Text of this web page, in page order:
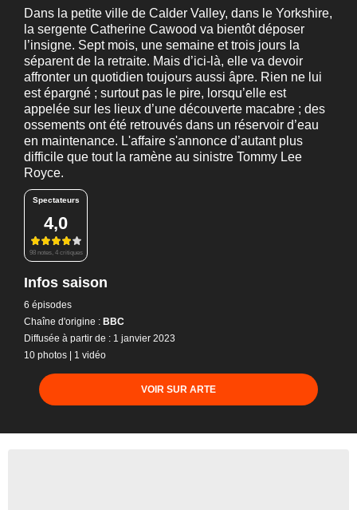
Dans la petite ville de Calder Valley, dans le Yorkshire,
la sergente Catherine Cawood va bientôt déposer
l’insigne. Sept mois, une semaine et trois jours la
séparent de la retraite. Mais d’ici-là, elle va devoir
affronter un quotidien toujours aussi âpre. Rien ne lui
est épargné ; surtout pas le pire, lorsqu’elle est
appelée sur les lieux d’une découverte macabre ; des
ossements ont été retrouvés dans un réservoir d’eau
en maintenance. L'affaire s'annonce d’autant plus
difficile que tout la ramène au sinistre Tommy Lee
Royce.
Spectateurs
4,0
98 notes, 4 critiques
Infos saison
6 épisodes
Chaîne d'origine : BBC
Diffusée à partir de : 1 janvier 2023
10 photos | 1 vidéo
VOIR SUR ARTE